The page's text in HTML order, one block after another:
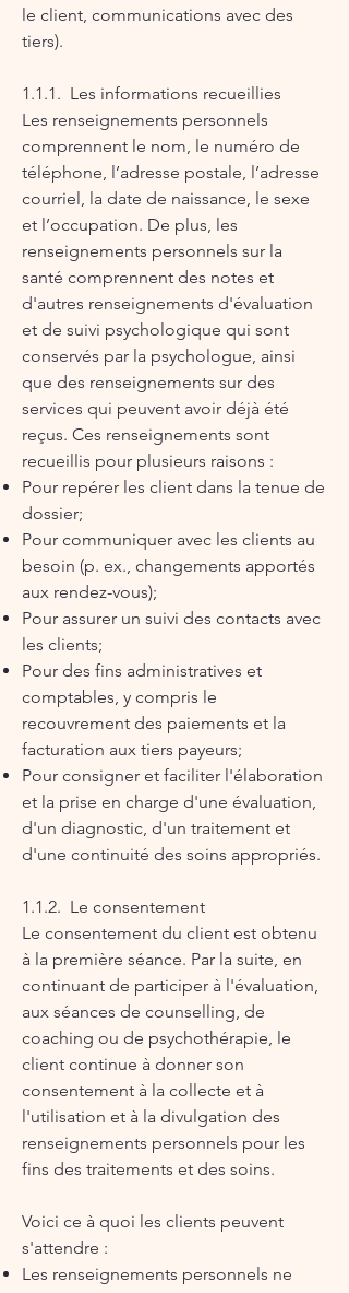
le client, communications avec des
tiers).
1.1.1. Les informations recueillies
Les renseignements personnels
comprennent le nom, le numéro de
téléphone, l’adresse postale, l’adresse
courriel, la date de naissance, le sexe
et l’occupation. De plus, les
renseignements personnels sur la
santé comprennent des notes et
d'autres renseignements d'évaluation
et de suivi psychologique qui sont
conservés par la psychologue, ainsi
que des renseignements sur des
services qui peuvent avoir déjà été
reçus. Ces renseignements sont
recueillis pour plusieurs raisons :
Pour repérer les client dans la tenue de
dossier;
Pour communiquer avec les clients au
besoin (p. ex., changements apportés
aux rendez-vous);
Pour assurer un suivi des contacts avec
les clients;
Pour des fins administratives et
comptables, y compris le
recouvrement des paiements et la
facturation aux tiers payeurs;
Pour consigner et faciliter l'élaboration
et la prise en charge d'une évaluation,
d'un diagnostic, d'un traitement et
d'une continuité des soins appropriés.
1.1.2. Le consentement
Le consentement du client est obtenu
à la première séance. Par la suite, en
continuant de participer à l'évaluation,
aux séances de counselling, de
coaching ou de psychothérapie, le
client continue à donner son
consentement à la collecte et à
l'utilisation et à la divulgation des
renseignements personnels pour les
fins des traitements et des soins.
Voici ce à quoi les clients peuvent
s'attendre :
Les renseignements personnels ne